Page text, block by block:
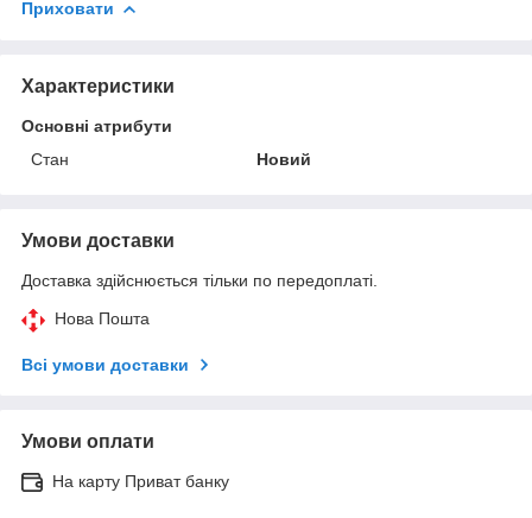
Приховати
Характеристики
Основні атрибути
Стан
Новий
Умови доставки
Доставка здійснюється тільки по передоплаті.
Нова Пошта
Всі умови доставки
Умови оплати
На карту Приват банку